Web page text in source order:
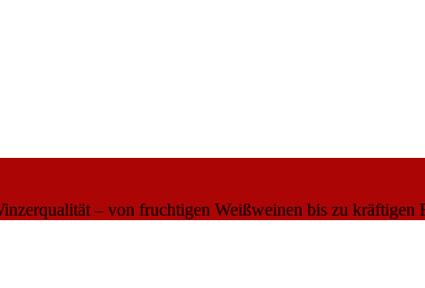
– von fruchtigen Weißweinen bis zu kräftigen